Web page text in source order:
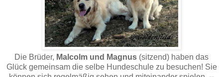
Die Brüder, Malcolm und Magnus (sitzend) haben das
Glück gemeinsam die selbe Hundeschule zu besuchen! Sie